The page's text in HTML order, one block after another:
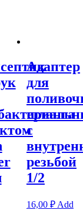
Адаптер
для
шланга
с
резьбой
1/2
16,00 ₽ Add